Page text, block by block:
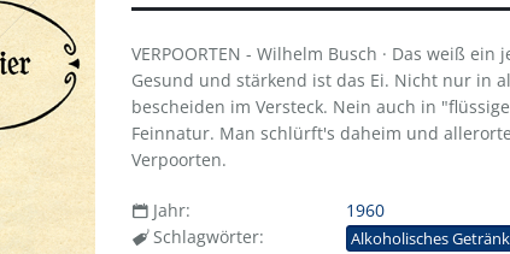
VERPOORTEN - Wilhelm Busch · Das weiß ein
Gesund und stärkend ist das Ei. Nicht nur in
bescheiden im Versteck. Nein auch in
Feinnatur. Man schlürft's daheim und
Verpoorten.
Jahr:
1960
Schlagwörter:
Alkoholisches Getränk